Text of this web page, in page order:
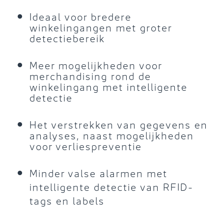
Ideaal voor bredere
winkelingangen met groter
detectiebereik
Meer mogelijkheden voor
merchandising rond de
winkelingang met intelligente
detectie
Het verstrekken van gegevens en
analyses, naast mogelijkheden
voor verliespreventie
Minder valse alarmen met
intelligente detectie van RFID-
tags en labels